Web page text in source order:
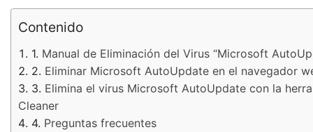
Contenido
Manual de Eliminación del Virus “Microsoft
Eliminar Microsoft AutoUpdate en el navegador
Elimina el virus Microsoft AutoUpdate con la
Cleaner
Preguntas frecuentes